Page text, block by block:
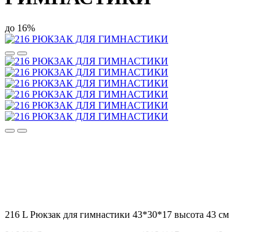
до 16%
216 L Рюкзак для гимнастики 43*30*17 высота 43 см